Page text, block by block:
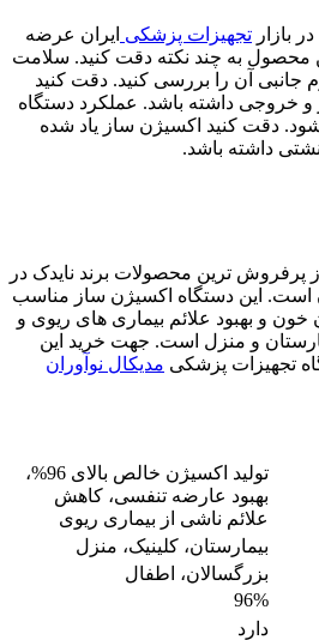
تجهیزات پزشکی ایران عرضه
محصول به چند نکته دقت کنید. سلامت
جانبی آن را بررسی کنید. دقت کنید
و خروجی داشته باشد. عملکرد دستگاه
شود. دقت کنید اکسیژن ساز یاد شده
داشته باشد.
یکی از پرفروش ترین محصولات برند نایدک در
است. این دستگاه اکسیژن ساز مناسب
و بهبود علائم بیماری های ریوی و
و منزل است. جهت خرید این
تجهیزات پزشکی مدیکال نوآوران
تولید اکسیژن خالص بالای 96%،
بهبود عارضه تنفسی، کاهش
علائم ناشی از بیماری ریوی
بیمارستان، کلینیک، منزل
بزرگسالان، اطفال
96%
دارد